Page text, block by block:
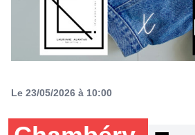
Le 23/05/2026 à 10:00